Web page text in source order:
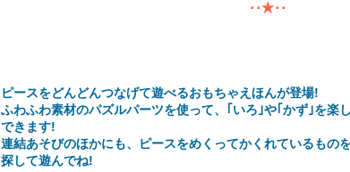
･･★･･
ピースをどんどんつなげて遊べるおもちゃえほんが登場!
ふわふわ素材のパズルパーツを使って、｢いろ｣や｢かず｣を楽
できます!
連結あそびのほかにも、ピースをめくってかくれているもの
探して遊んでね!